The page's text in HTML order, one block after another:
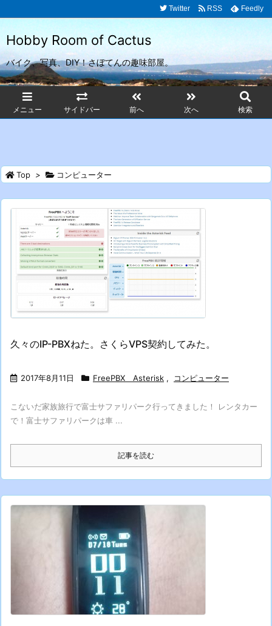
Hobby Room of Cactus
バイク、写真、DIY！さぼてんの趣味部屋。
メニュー サイドバー 前へ 次へ 検索
Twitter RSS Feedly
Top > コンピューター
久々のIP-PBXねた。さくらVPS契約してみた。
2017年8月11日 FreePBX Asterisk , コンピューター
こないだ家族旅行で富士サファリパーク行ってきました！ レンタカー
で！富士サファリパークは車 ...
記事を読む